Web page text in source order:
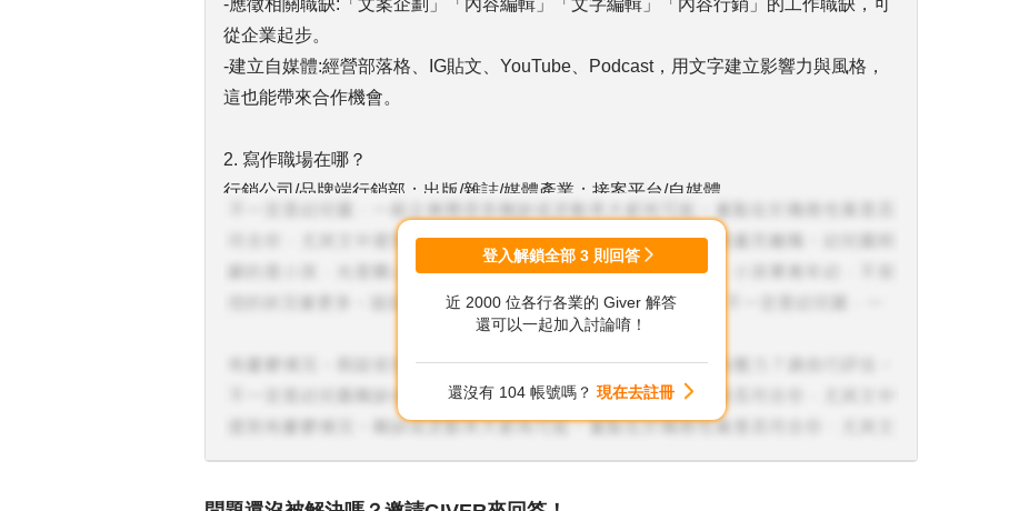
-應徵相關職缺:「文案企劃」「內容編輯」「文字編輯」「內容行銷」的工作職缺，可
從企業起步。
-建立自媒體:經營部落格、IG貼文、YouTube、Podcast，用文字建立影響力與風格，
這也能帶來合作機會。
2. 寫作職場在哪？
行銷公司/品牌端行銷部；出版/雜誌/媒體產業；接案平台/自媒體
3. 關於收入？ 初階:30K以下；中階:35K以上；專業:50K 以上(供參考需自訪價)
🔸提醒：自由寫手前期收入波動大，要有過渡期準備。
-Pinkoi School、TKB電商學院..課程平台
-FB 社團「內容行銷與數位寫作研究社」「接案公社」等，有許多前輩分享心得
一對一諮詢-履歷健檢、職涯方向、品牌定位等 (每次1K-3K不等)
登入解鎖全部 3 則回答
近 2000 位各行各業的 Giver 解答
還可以一起加入討論唷！
還沒有 104 帳號嗎？ 現在去註冊